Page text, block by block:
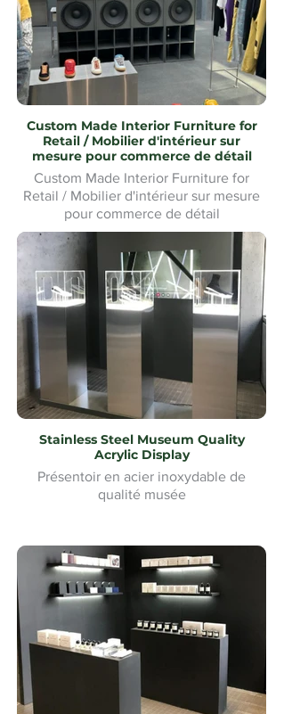
Custom Made Interior Furniture for
Retail / Mobilier d'intérieur sur
mesure pour commerce de détail
Custom Made Interior Furniture for
Retail / Mobilier d'intérieur sur mesure
pour commerce de détail
Stainless Steel Museum Quality
Acrylic Display
Présentoir en acier inoxydable de
qualité musée